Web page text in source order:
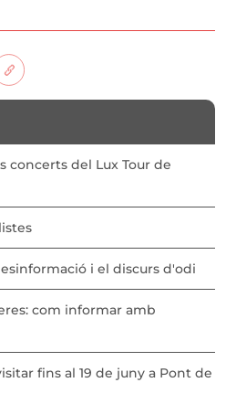
concerts del Lux Tour de
i el discurs d'odi
com informar amb
fins al 19 de juny a Pont de